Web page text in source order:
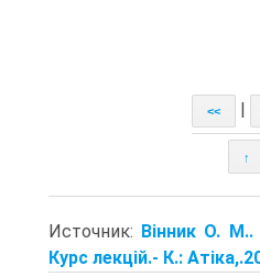
<<
↑
Источник: Вінник О. М..
Курс лекцій.- К.: